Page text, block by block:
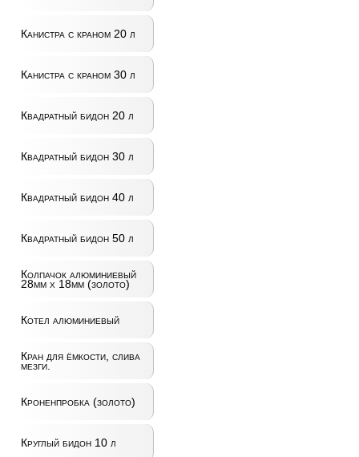
Канистра с краном 20 л
Канистра с краном 30 л
Квадратный бидон 20 л
Квадратный бидон 30 л
Квадратный бидон 40 л
Квадратный бидон 50 л
Колпачок алюминиевый
28мм x 18мм (золото)
Котел алюминиевый
Кран для ёмкости, слива
мезги.
Кроненпробка (золото)
Круглый бидон 10 л